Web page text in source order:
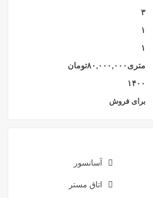
۳
۱
۱
متری ۸۰,۰۰۰,۰۰۰تومان
۱۴۰۰
برای فروش
آسانسور
اتاق مستر